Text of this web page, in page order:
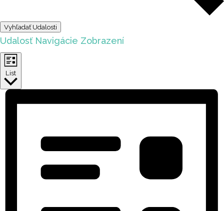
Vyhľadať Udalosti
Udalosť Navigácie Zobrazení
List